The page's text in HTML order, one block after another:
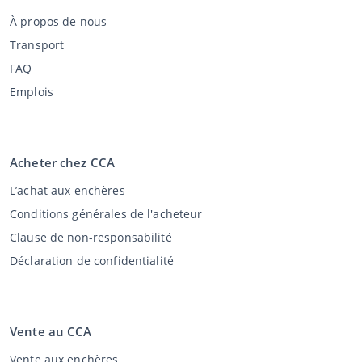
À propos de nous
Transport
FAQ
Emplois
Acheter chez CCA
L’achat aux enchères
Conditions générales de l'acheteur
Clause de non-responsabilité
Déclaration de confidentialité
Vente au CCA